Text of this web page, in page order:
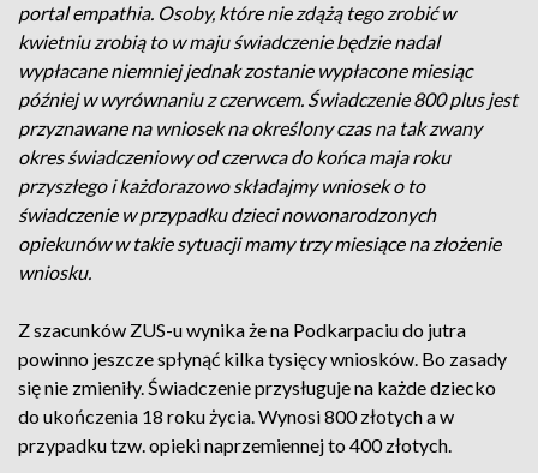
portal empathia. Osoby, które nie zdążą tego zrobić w
kwietniu zrobią to w maju świadczenie będzie nadal
wypłacane niemniej jednak zostanie wypłacone miesiąc
później w wyrównaniu z czerwcem. Świadczenie 800 plus jest
przyznawane na wniosek na określony czas na tak zwany
okres świadczeniowy od czerwca do końca maja roku
przyszłego i każdorazowo składajmy wniosek o to
świadczenie w przypadku dzieci nowonarodzonych
opiekunów w takie sytuacji mamy trzy miesiące na złożenie
wniosku.
Z szacunków ZUS-u wynika że na Podkarpaciu do jutra
powinno jeszcze spłynąć kilka tysięcy wniosków. Bo zasady
się nie zmieniły. Świadczenie przysługuje na każde dziecko
do ukończenia 18 roku życia. Wynosi 800 złotych a w
przypadku tzw. opieki naprzemiennej to 400 złotych.